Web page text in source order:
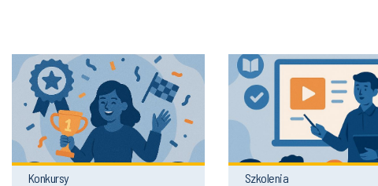
Konkursy Szkolenia